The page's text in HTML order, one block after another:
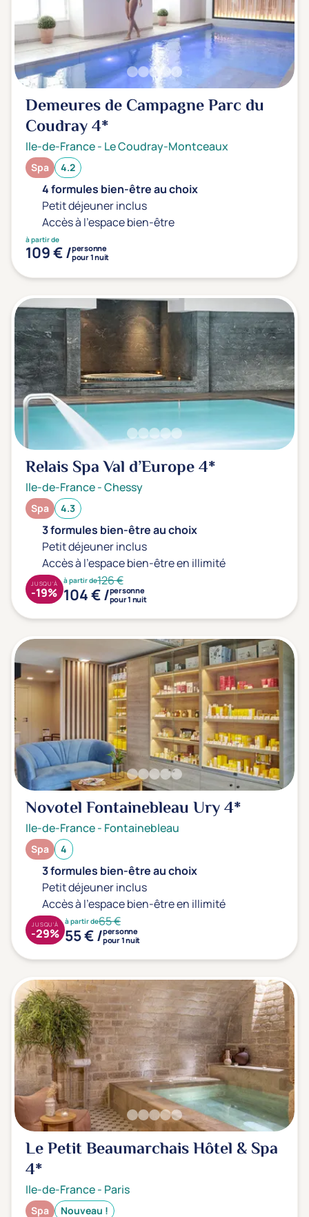
(0)
Offres spéciales
Vente Flash & Promo
(0)
Offres spéciales Solo
Distance de chez vous
Établissements proches de chez moi
Transports & hébergement
Soins sans hébergement
(0)
Offre séjour + vol inclus
(0)
Demeures de Campagne Parc du
Coudray4*
Ile-de-France- Le Coudray-Montceaux
Spa 4.2
4 formules bien-être au choix
Petit déjeuner inclus
Accès à l'espace bien-être
à partir de
109 € /personne
pour 1 nuit
Relais Spa Val d’Europe4*
Ile-de-France-Chessy
Spa 4.3
3 formules bien-être au choix
Petit déjeuner inclus
Accès à l'espace bien-être en illimité
à partir de126 €
104 € /personne
pour 1 nuit
JUSQU'À
-19%
Novotel Fontainebleau Ury4*
Ile-de-France- Fontainebleau
Spa 4
3 formules bien-être au choix
Petit déjeuner inclus
Accès à l'espace bien-être en illimité
à partir de65 €
55 € /personne
pour 1 nuit
JUSQU'À
-29%
Le Petit Beaumarchais Hôtel & Spa
4*
Ile-de-France- Paris
Spa Nouveau !